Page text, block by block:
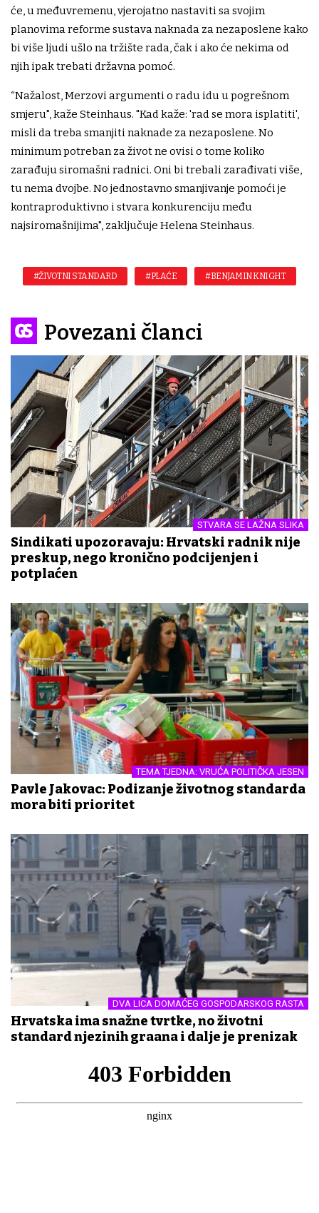
će, u međuvremenu, vjerojatno nastaviti sa svojim
planovima reforme sustava naknada za nezaposlene kako
bi više ljudi ušlo na tržište rada, čak i ako će nekima od
njih ipak trebati državna pomoć.
“Nažalost, Merzovi argumenti o radu idu u pogrešnom
smjeru", kaže Steinhaus. "Kad kaže: 'rad se mora isplatiti',
misli da treba smanjiti naknade za nezaposlene. No
minimum potreban za život ne ovisi o tome koliko
zarađuju siromašni radnici. Oni bi trebali zarađivati više,
tu nema dvojbe. No jednostavno smanjivanje pomoći je
kontraproduktivno i stvara konkurenciju među
najsiromašnijima", zaključuje Helena Steinhaus.
#ŽIVOTNI STANDARD #PLAĆE #BENJAMIN KNIGHT
Povezani članci
STVARA SE LAŽNA SLIKA
Sindikati upozoravaju: Hrvatski radnik nije
preskup, nego kronično podcijenjen i
potplaćen
TEMA TJEDNA: VRUĆA POLITIČKA JESEN
Pavle Jakovac: Podizanje životnog standarda
mora biti prioritet
DVA LICA DOMAĆEG GOSPODARSKOG RASTA
Hrvatska ima snažne tvrtke, no životni
standard njezinih građana i dalje je prenizak